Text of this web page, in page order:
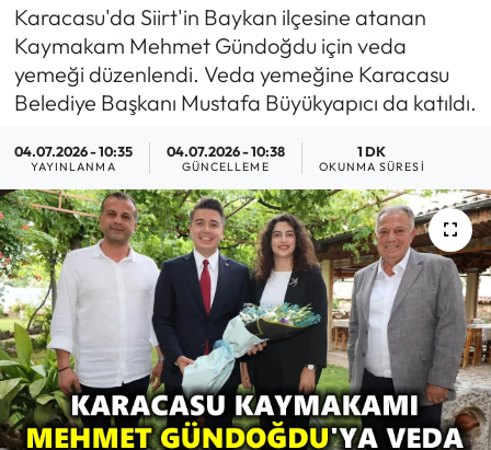
Karacasu'da Siirt'in Baykan ilçesine atanan
Kaymakam Mehmet Gündoğdu için veda
yemeği düzenlendi. Veda yemeğine Karacasu
Belediye Başkanı Mustafa Büyükyapıcı da katıldı.
04.07.2026 - 10:35
YAYINLANMA
04.07.2026 - 10:38
GÜNCELLEME
1 DK
OKUNMA SÜRESI
GÜNCEL
GÜNDEM
SİYASET
SPOR
TARIM
TURİZM
Son Dakika Haberleri
Haber Arşivi